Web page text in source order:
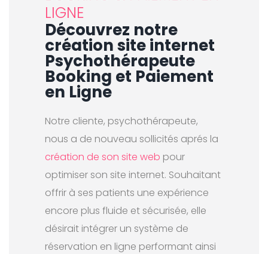
LIGNE
Découvrez notre
créationsite internet
Psychothérapeute
Booking et Paiement
en Ligne
Notre cliente, psychothérapeute,
nous a de nouveau sollicités aprés la
création de son site web pour
optimiser son site internet. Souhaitant
offrir à ses patients une expérience
encore plus fluide et sécurisée, elle
désirait intégrer un système de
réservation en ligne performant ainsi